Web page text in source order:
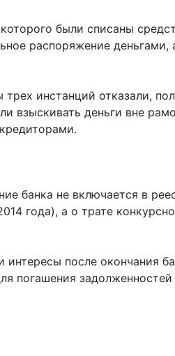
были списаны
распоряжение
инстанций отказали,
взыскивать деньги вне
банка не включается в
года), а о трате
после окончания
погашения